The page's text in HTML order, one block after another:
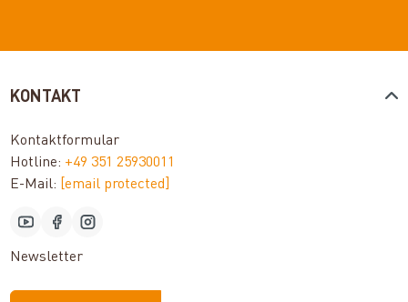
KONTAKT
Kontaktformular
Hotline: +49 351 25930011
E-Mail: [email protected]
Newsletter